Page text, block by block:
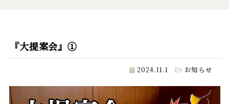
『大提案会』①
2024.11.1 お知らせ